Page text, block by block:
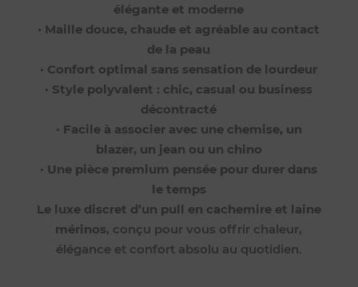
élégante et moderne
• Maille douce, chaude et agréable au contact
de la peau
• Confort optimal sans sensation de lourdeur
• Style polyvalent : chic, casual ou business
décontracté
• Facile à associer avec une chemise, un
blazer, un jean ou un chino
• Une pièce premium pensée pour durer dans
le temps
Le luxe discret d’un pull en cachemire et laine
mérinos, conçu pour vous offrir chaleur,
élégance et confort absolu au quotidien.